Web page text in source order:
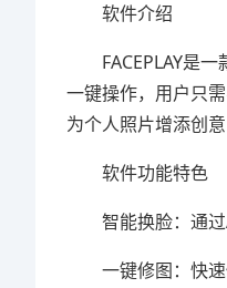
软件介绍
FACEPLAY是一
一键操作，用户只
为个人照片增添创意
软件功能特色
智能换脸：通过
一键修图：快速